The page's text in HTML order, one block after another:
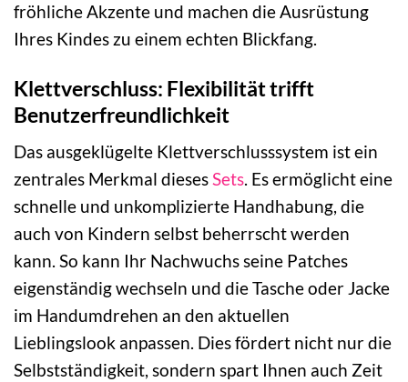
fröhliche Akzente und machen die Ausrüstung
Ihres Kindes zu einem echten Blickfang.
Klettverschluss: Flexibilität trifft
Benutzerfreundlichkeit
Das ausgeklügelte Klettverschlusssystem ist ein
zentrales Merkmal diesesSets. Es ermöglicht eine
schnelle und unkomplizierte Handhabung, die
auch von Kindern selbst beherrscht werden
kann. So kann Ihr Nachwuchs seine Patches
eigenständig wechseln und die Tasche oder Jacke
im Handumdrehen an den aktuellen
Lieblingslook anpassen. Dies fördert nicht nur die
Selbstständigkeit, sondern spart Ihnen auch Zeit